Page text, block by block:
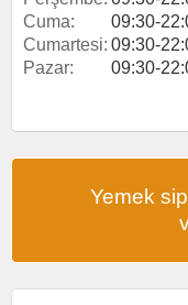
Cuma:
09:30-
Cumartesi: 09:30-
Pazar:
09:30-
Yemek